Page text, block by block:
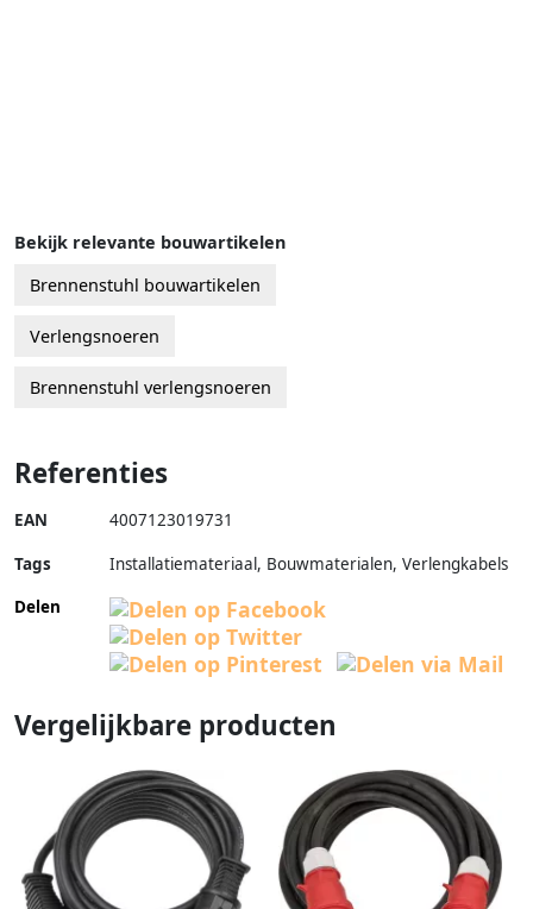
Bekijk relevante bouwartikelen
Brennenstuhl bouwartikelen
Verlengsnoeren
Brennenstuhl verlengsnoeren
Referenties
EAN 4007123019731
Tags
Installatiemateriaal, Bouwmaterialen, Verlengkabels
Delen
Vergelijkbare producten